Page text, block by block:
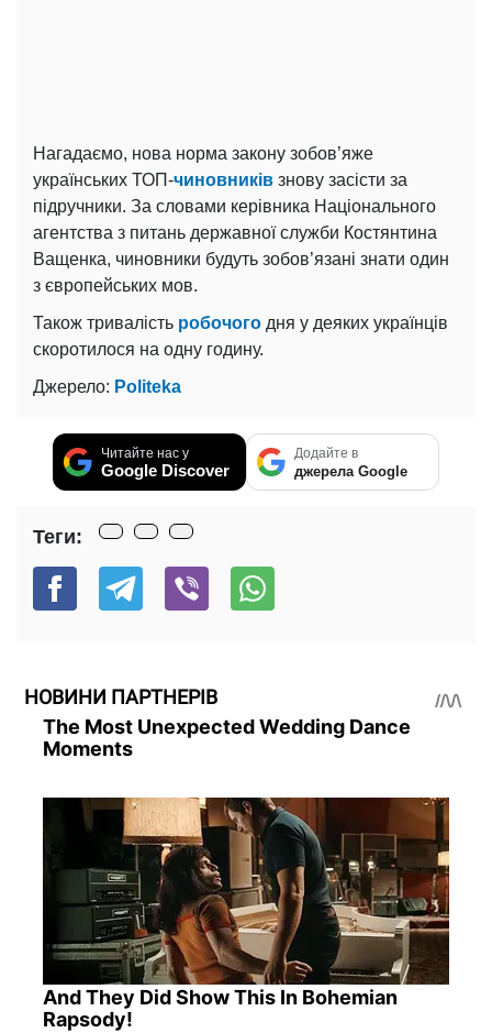
Нагадаємо, нова норма закону зобов’яже
українських ТОП-чиновників знову засісти за
підручники. За словами керівника Національного
агентства з питань державної служби Костянтина
Ващенка, чиновники будуть зобов’язані знати один
з європейських мов.
Також тривалість робочого дня у деяких українців
скоротилося на одну годину.
Джерело: Politeka
Читайте нас у
Google Discover
Додайте в
джерела Google
Теги:
НОВИНИ ПАРТНЕРІВ
The Most Unexpected Wedding Dance
Moments
And They Did Show This In Bohemian
Rapsody!